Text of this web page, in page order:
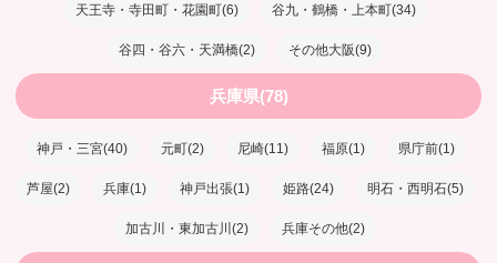
天王寺・寺田町・花園町(6) 谷九・鶴橋・上本町(34)
谷四・谷六・天満橋(2) その他大阪(9)
兵庫県(78)
神戸・三宮(40) 元町(2) 尼崎(11) 福原(1) 県庁前(1)
芦屋(2) 兵庫(1) 神戸出張(1) 姫路(24) 明石・西明石(5)
加古川・東加古川(2) 兵庫その他(2)